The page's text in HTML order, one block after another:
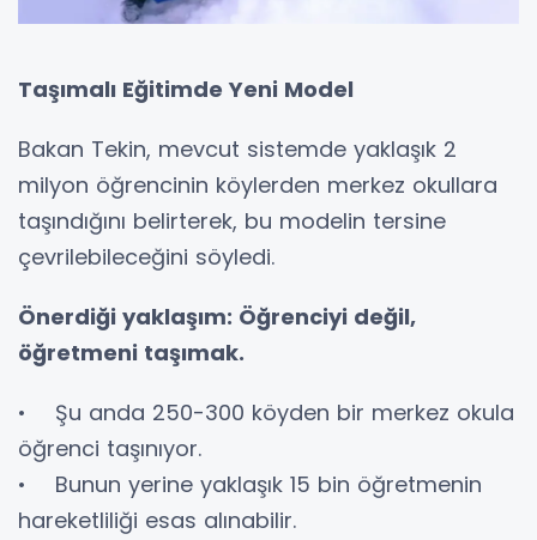
Taşımalı Eğitimde Yeni Model
Bakan Tekin, mevcut sistemde yaklaşık 2
milyon öğrencinin köylerden merkez okullara
taşındığını belirterek, bu modelin tersine
çevrilebileceğini söyledi.
Önerdiği yaklaşım: Öğrenciyi değil,
öğretmeni taşımak.
• Şu anda 250-300 köyden bir merkez okula
öğrenci taşınıyor.
• Bunun yerine yaklaşık 15 bin öğretmenin
hareketliliği esas alınabilir.